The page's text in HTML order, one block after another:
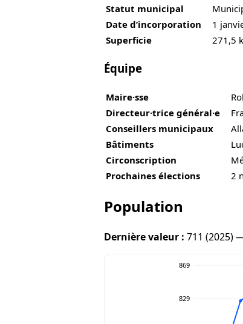
Statut municipal
Date d’incorporation
1
Superficie
271,5
Équipe
Maire·sse
Directeur·trice général·e
Conseillers municipaux
Bâtiments
Circonscription
Prochaines élections
2
Population
Dernière valeur : 711 (2025)
869
829